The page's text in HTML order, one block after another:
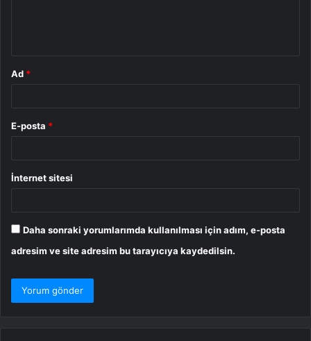
Ad *
E-posta *
İnternet sitesi
Daha sonraki yorumlarımda kullanılması için adım, e-posta
adresim ve site adresim bu tarayıcıya kaydedilsin.